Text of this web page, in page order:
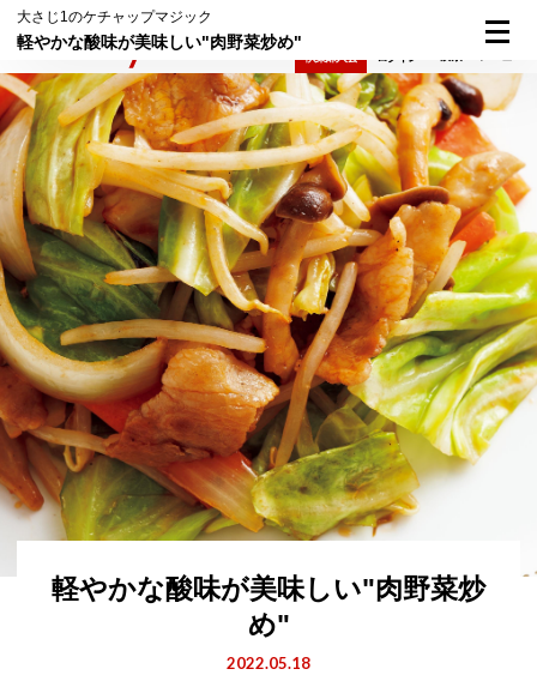
大さじ1のケチャップマジック
軽やかな酸味が美味しい"肉野菜炒め"
軽やかな酸味が美味しい"肉野菜炒
め"
2022.05.18